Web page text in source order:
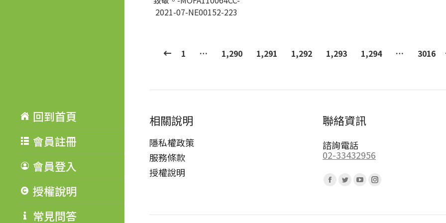
回到首頁
會員註冊
會員登入
授權說明
常見問答
2021-07-NE00152-223
1 … 1,290 1,291 1,292 1,293 1,294 … 3016
相關說明
隱私權政策
服務條款
授權說明
聯絡資訊
諮詢電話
02-33432956
Facebook
opens
Twitter
opens
YouTube
opens
Instagram
opens